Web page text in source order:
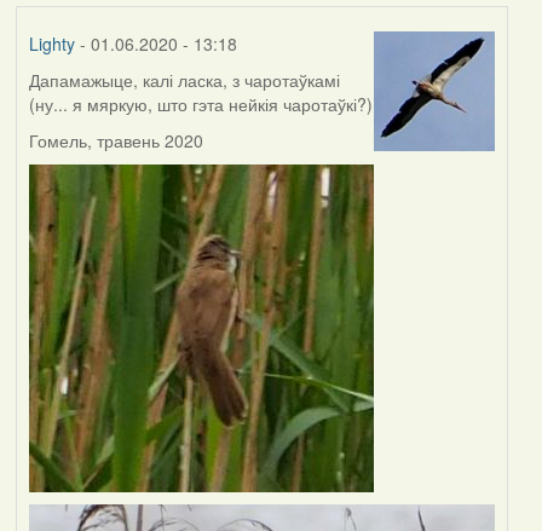
Lighty- 01.06.2020 - 13:18
Дапамажыце, калі ласка, з чаротаўкамі
(ну... я мяркую, што гэта нейкія чаротаўкі?)
Гомель, травень 2020